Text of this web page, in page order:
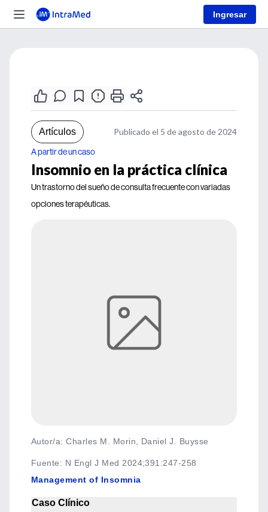
Ingresar
Artículos Publicado el 5 de agosto de 2024
A partir de un caso
Insomnio en la práctica clínica
Un trastorno del sueño de consulta frecuente con variadas
opciones terapéuticas.
Autor/a: Charles M. Morin, Daniel J. Buysse
Fuente: N Engl J Med 2024;391:247-258
Management of Insomnia
Caso Clínico